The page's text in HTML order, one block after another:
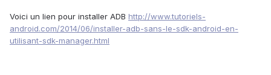
Voici un lien pour installer ADB http://www.tutoriels-
android.com/2014/06/installer-adb-sans-le-sdk-android-en-
utilisant-sdk-manager.html